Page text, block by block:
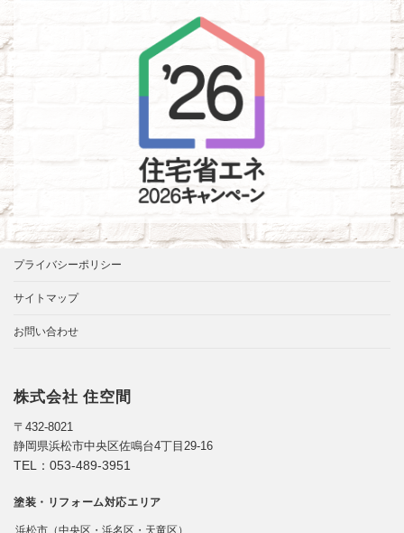
プライバシーポリシー
サイトマップ
お問い合わせ
株式会社 住空間
〒432-8021
静岡県浜松市中央区佐鳴台4丁目29-16
TEL： 053-489-3951
塗装・リフォーム対応エリア